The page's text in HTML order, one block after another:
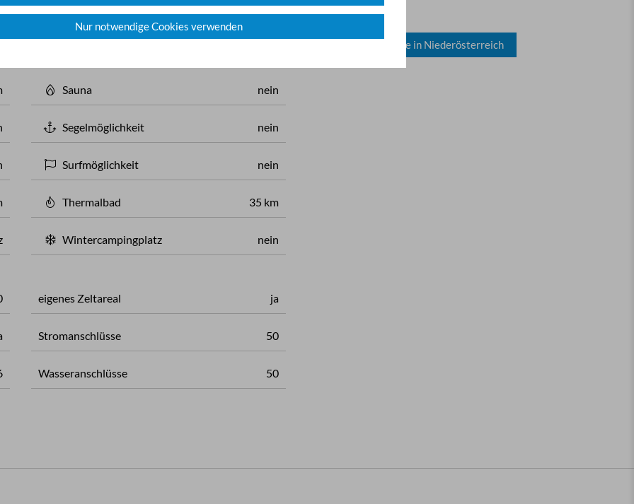
Hallenbad 7 km
Sauna nein
Segelmöglichkeit nein
Surfmöglichkeit nein
Thermalbad 35 km
Wintercampingplatz nein
eigenes Zeltareal ja
Stromanschlüsse 50
Wasseranschlüsse 50
0 Gasanschlüsse
Alle Campingplätze in Niederösterreich
Nur notwendige Cookies verwenden